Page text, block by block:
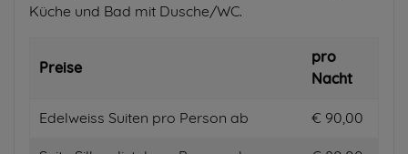
Küche und Bad mit Dusche/WC.
Preise
pro
Nacht
Edelweiss Suiten pro Person ab € 90,00